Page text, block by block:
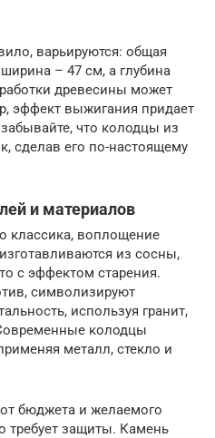
варьируются: общая
– 47 см, а глубина
древесины может
эффект выжигания придает
что колодцы из
сделав его по-настоящему
и материалов
классика, воплощение
из сосны,
с эффектом старения.
символизируют
используя гранит,
колодцы
металл, стекло и
бюджета и желаемого
требует защиты. Камень